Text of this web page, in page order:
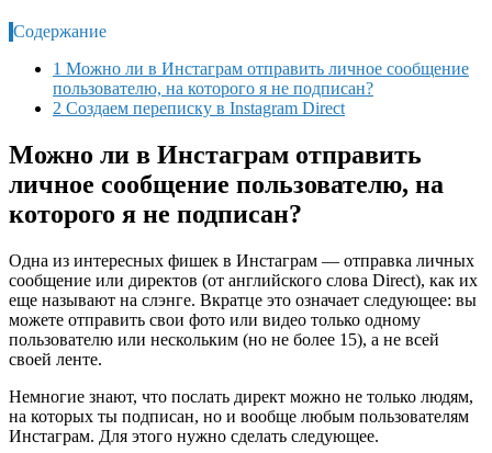
Содержание
1 Можно ли в Инстаграм отправить личное сообщение
пользователю, на которого я не подписан?
2 Создаем переписку в Instagram Direct
Можно ли в Инстаграм отправить
личное сообщение пользователю, на
которого я не подписан?
Одна из интересных фишек в Инстаграм — отправка личных
сообщение или директов (от английского слова Direct), как их
еще называют на слэнге. Вкратце это означает следующее: вы
можете отправить свои фото или видео только одному
пользователю или нескольким (но не более 15), а не всей
своей ленте.
Немногие знают, что послать директ можно не только людям,
на которых ты подписан, но и вообще любым пользователям
Инстаграм. Для этого нужно сделать следующее.